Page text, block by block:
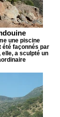
une piscine
été façonnés par
elle, a sculpté un